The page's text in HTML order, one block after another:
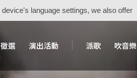
language settings, we also offer
徵選 演出活動 派歌 吹音樂